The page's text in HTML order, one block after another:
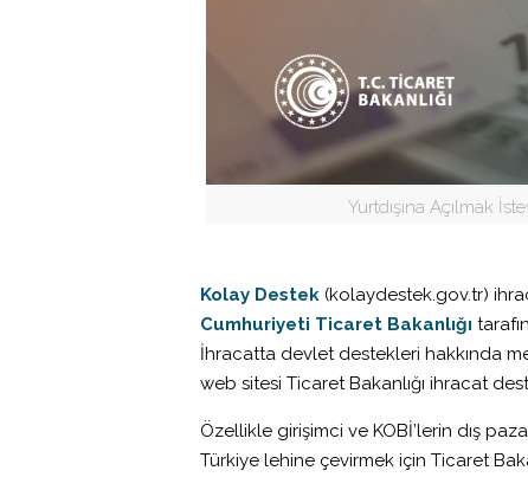
Yurtdışına Açılmak
Kolay Destek (kolaydestek.gov.tr)
Cumhuriyeti Ticaret Bakanlığı
İhracatta devlet destekleri hakkında
web sitesi Ticaret Bakanlığı ihracat
Özellikle girişimci ve KOBİ’lerin dış
Türkiye lehine çevirmek için Ticaret